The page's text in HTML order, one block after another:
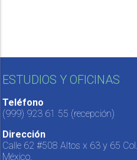
ESTUDIOS Y OFICINAS
Teléfono
(999) 923 61 55 (recepción)
Dirección
Calle 62 #508 Altos x 63 y 65
México.